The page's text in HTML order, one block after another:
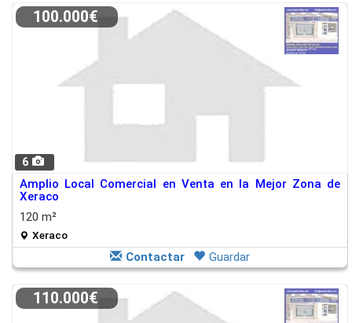
6
100.000€
Amplio Local Comercial en Venta en la Mejor Zona de
Xeraco
120 m²
Xeraco
Contactar Guardar
110.000€